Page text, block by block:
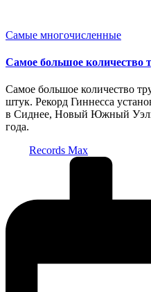
Опубликовано
Самые многочисленные
Самое большое количество
Самое большое количество
штук. Рекорд Гиннесса
в Сиднее, Новый Южный
года.
Records Max